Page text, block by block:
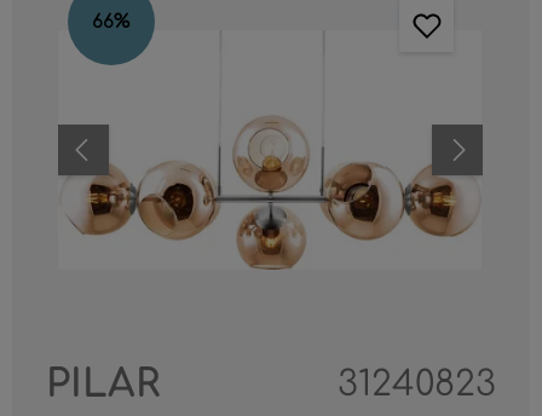
66%
PILAR 31240823